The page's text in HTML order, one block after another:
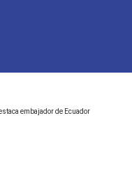
embajador de Ecuador